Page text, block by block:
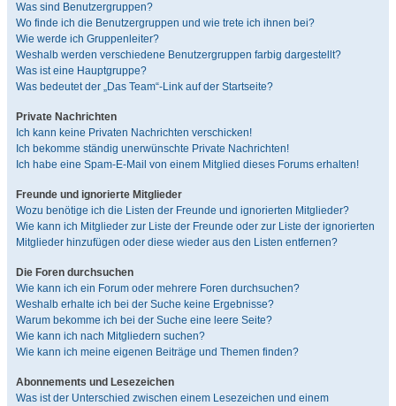
Was sind Benutzergruppen?
Wo finde ich die Benutzergruppen und wie trete ich ihnen bei?
Wie werde ich Gruppenleiter?
Weshalb werden verschiedene Benutzergruppen farbig dargestellt?
Was ist eine Hauptgruppe?
Was bedeutet der „Das Team“-Link auf der Startseite?
Private Nachrichten
Ich kann keine Privaten Nachrichten verschicken!
Ich bekomme ständig unerwünschte Private Nachrichten!
Ich habe eine Spam-E-Mail von einem Mitglied dieses Forums erhalten!
Freunde und ignorierte Mitglieder
Wozu benötige ich die Listen der Freunde und ignorierten Mitglieder?
Wie kann ich Mitglieder zur Liste der Freunde oder zur Liste der ignorierten
Mitglieder hinzufügen oder diese wieder aus den Listen entfernen?
Die Foren durchsuchen
Wie kann ich ein Forum oder mehrere Foren durchsuchen?
Weshalb erhalte ich bei der Suche keine Ergebnisse?
Warum bekomme ich bei der Suche eine leere Seite?
Wie kann ich nach Mitgliedern suchen?
Wie kann ich meine eigenen Beiträge und Themen finden?
Abonnements und Lesezeichen
Was ist der Unterschied zwischen einem Lesezeichen und einem